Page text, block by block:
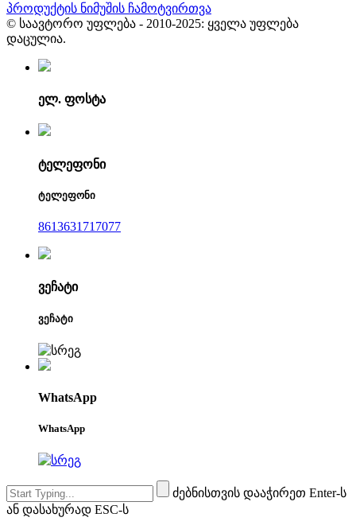
პროდუქტის ნიმუშის ჩამოტვირთვა
© საავტორო უფლება - 2010-2025: ყველა უფლება
დაცულია.
ელ. ფოსტა
ტელეფონი
ტელეფონი
8613631717077
ვეჩატი
ვეჩატი
WhatsApp
WhatsApp
ძებნისთვის დააჭირეთ Enter-ს
ან დასახურად ESC-ს